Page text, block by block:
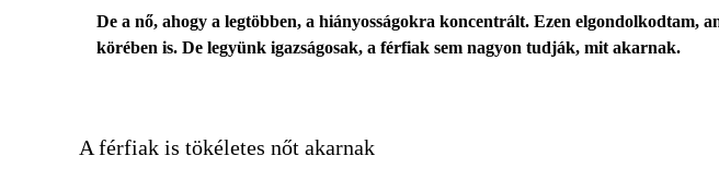
De a nő, ahogy a legtöbben, a hiányosságokra koncentrált. Ezen elgondolkodtam,
körében is. De legyünk igazságosak, a férfiak sem nagyon tudják, mit akarnak.
A férfiak is tökéletes nőt akarnak